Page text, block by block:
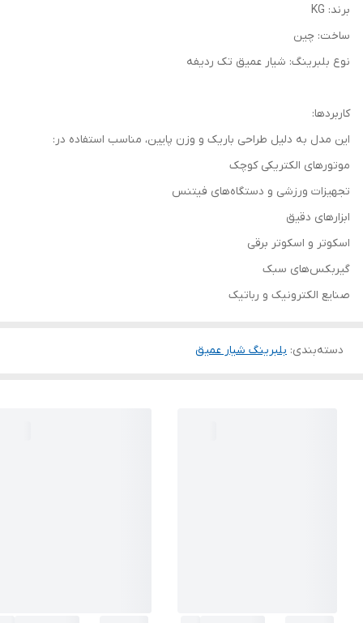
برند: KG
ساخت: چین
نوع بلبرینگ: شیار عمیق تک ردیفه
کاربردها:
این مدل به دلیل طراحی باریک و وزن پایین، مناسب استفاده در:
موتورهای الکتریکی کوچک
تجهیزات ورزشی و دستگاه‌های فیتنس
ابزارهای دقیق
اسکوتر و اسکوتر برقی
گیربکس‌های سبک
صنایع الکترونیک و رباتیک
دسته‌بندی: بلبرینگ شیار عمیق